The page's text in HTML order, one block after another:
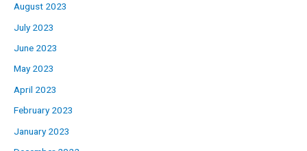
August 2023
July 2023
June 2023
May 2023
April 2023
February 2023
January 2023